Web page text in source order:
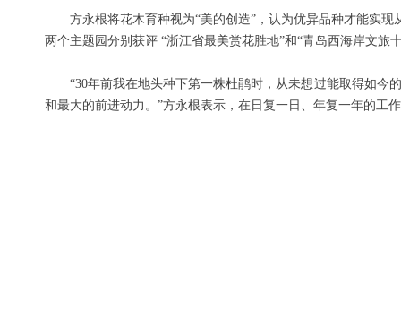
方永根将花木育种视为“美的创造”，认为优异品种才能实
两个主题园分别获评 “浙江省最美赏花胜地”和“青岛西海岸文旅
“30年前我在地头种下第一株杜鹃时，从未想过能取得如今
和最大的前进动力。”方永根表示，在日复一日、年复一年的工